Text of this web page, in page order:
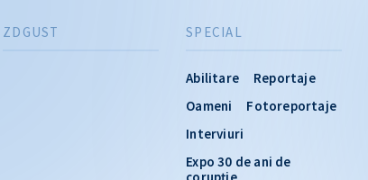
SPECIAL
Abilitare
Reportaje
Oameni
Fotoreportaje
Interviuri
Expo 30 de ani de
ZDGUST